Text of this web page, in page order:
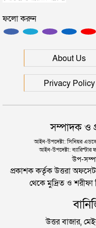
সিলেটের
দুই তরুণীকে
আদালত
যুক্তরাজ্যে
সিলেটে
রাজধানীর
উদ্ধার
দিল্লিতে শেখ
মন্ত্রণালয়ের
সিলেটের
জুলাই
ফলো করুন
About Us
Privacy Policy
সম্পাদক ও
আইন-উপদেষ্টা: সিনিয়র
আইন-উপদেষ্টা: ব্যারিস্টার
উপ-
প্রকাশক কর্তৃক উত্তরা অফসেট
থেকে মুদ্রিত ও শরীফা
উত্তর বাজার,